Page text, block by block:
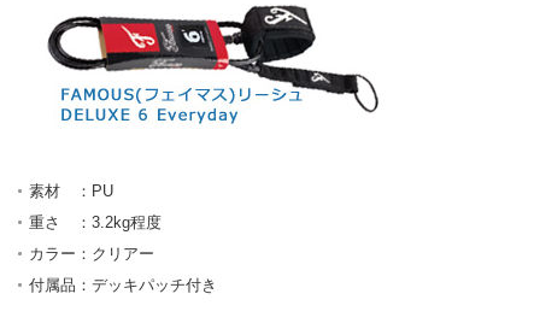
素材 ：PU
重さ ：3.2kg程度
カラー：クリアー
付属品：デッキパッチ付き